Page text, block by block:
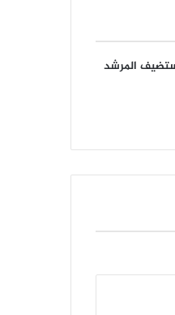
المرشد